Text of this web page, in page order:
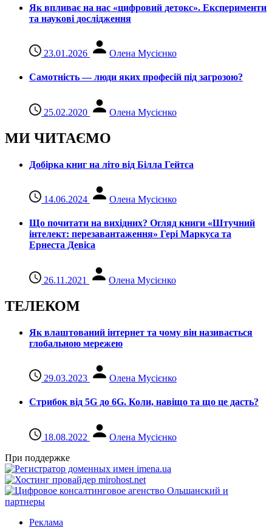
Як впливає на нас «цифровий детокс». Експерименти
та наукові дослідження
23.01.2026 Олена Мусієнко
Самотність — люди яких професій під загрозою?
25.02.2020 Олена Мусієнко
МИ ЧИТАЄМО
Добірка книг на літо від Білла Гейтса
14.06.2024 Олена Мусієнко
Що почитати на вихідних? Огляд книги «Штучний
інтелект: перезавантаження» Гері Маркуса та
Ернеста Девіса
26.11.2021 Олена Мусієнко
ТЕЛЕКОМ
Як влаштований інтернет та чому він називається
глобальною мережею
29.03.2023 Олена Мусієнко
Стрибок від 5G до 6G. Коли, навіщо та що це даcть?
18.08.2022
Олена Мусієнко
При поддержке
Реклама